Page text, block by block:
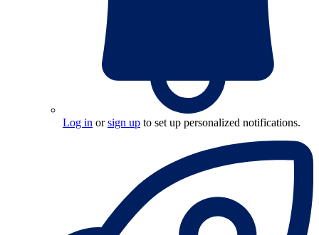
Log in orsign up to set up personalized notifications.